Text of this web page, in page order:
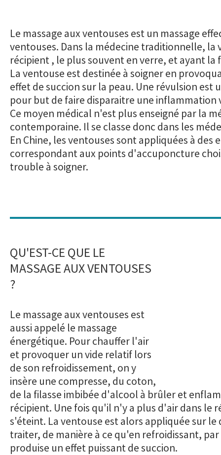
Le massage aux ventouses est un massage
ventouses. Dans la médecine traditionnelle, la
récipient , le plus souvent en verre, et ayant
La ventouse est destinée à soigner en
effet de succion sur la peau. Une révulsion est
pour but de faire disparaitre une inflammation
Ce moyen médical n'est plus enseigné par la
contemporaine. Il se classe donc dans les
En Chine, les ventouses sont appliquées à des
correspondant aux points d'accuponcture
trouble à soigner.
QU'EST-CE QUE LE
MASSAGE AUX VENTOUSES
?
Le massage aux ventouses est
aussi appelé le massage
énergétique. Pour chauffer l'air
et provoquer un vide relatif lors
de son refroidissement, on y
insère une compresse, du coton,
de la filasse imbibée d'alcool à brûler et
récipient. Une fois qu'il n'y a plus d'air dans le
s'éteint. La ventouse est alors appliquée sur le
traiter, de manière à ce qu'en refroidissant,
produise un effet puissant de succion.